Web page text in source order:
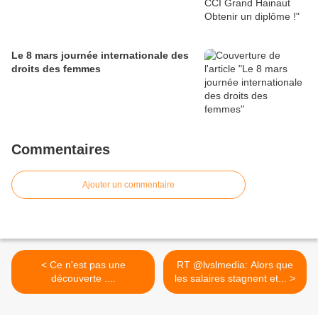
Le 8 mars journée internationale des
droits des femmes
Commentaires
Ajouter un commentaire
< Ce n'est pas une
découverte ....
RT @lvslmedia: Alors que
les salaires stagnent et... >